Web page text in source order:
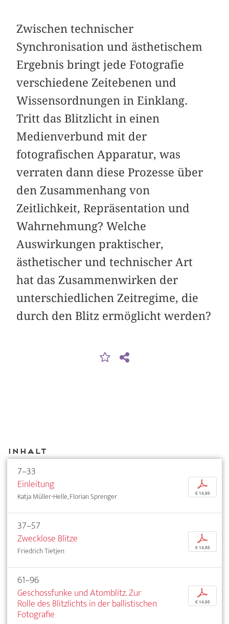
Zwischen technischer
Synchronisation und ästhetischem
Ergebnis bringt jede Fotografie
verschiedene Zeit­ebenen und
Wissensordnungen in Einklang.
Tritt das Blitzlicht in einen
Medienverbund mit der
fotografischen Apparatur, was
verraten dann diese Prozesse über
den Zusammenhang von
Zeitlichkeit, Repräsentation und
Wahrnehmung? Welche
Auswirkungen praktischer,
ästhetischer und technischer Art
hat das Zusammenwirken der
unterschiedlichen Zeitregime, die
durch den Blitz ermöglicht werden?
Inhalt
7–33
Einleitung
Katja Müller-Helle, Florian Sprenger
p
€ 14,95
37–57
Zwecklose Blitze
Friedrich Tietjen
p
€ 14,95
61–96
Geschossfunke und Atomblitz. Zur
Rolle des Blitzlichts in der ballistischen
Fotografie
p
€ 14,95